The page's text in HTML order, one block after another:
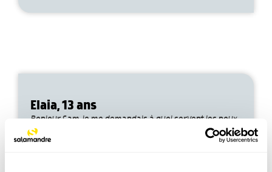
Elaia, 13 ans
Bonjour Sam, je me demandais à quoi servent les poux
dans l’écosystème.